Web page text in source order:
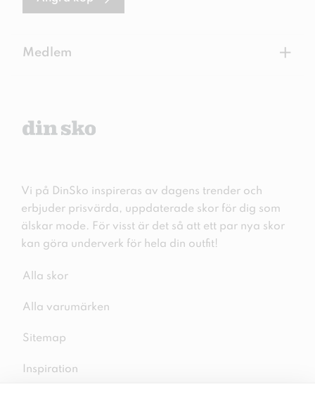
Medlem +
Vi på DinSko inspireras av dagens trender och
erbjuder prisvärda, uppdaterade skor för dig som
älskar mode. För visst är det så att ett par nya skor
kan göra underverk för hela din outfit!
Alla skor
Alla varumärken
Sitemap
Inspiration